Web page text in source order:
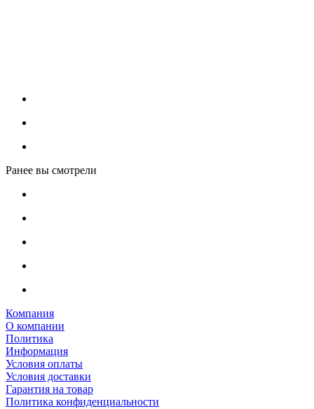
Ранее вы смотрели
Компания
О компании
Политика
Информация
Условия оплаты
Условия доставки
Гарантия на товар
Политика конфиденциальности